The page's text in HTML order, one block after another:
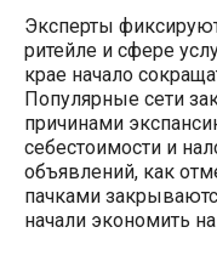
Эксперты
ритейле и сфере
крае начало
Популярные сети
причинами
себестоимости и
объявлений, как
пачками
начали экономить